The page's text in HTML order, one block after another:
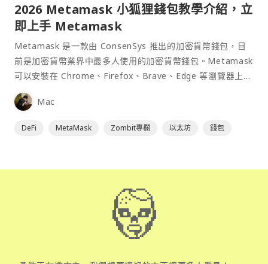
2026 Metamask 小狐狸錢包教學介紹，立
即上手 Metamask
Metamask 是一款由 ConsenSys 推出的加密貨幣錢包，目
前是加密貨幣業界中最多人使用的加密貨幣錢包。Metamask
可以安裝在 Chrome、Firefox、Brave、Edge 等瀏覽器上作
為插件使用，具備許多功能且使用上非常方便。
Mac
DeFi MetaMask Zombit專欄 以太坊 錢包